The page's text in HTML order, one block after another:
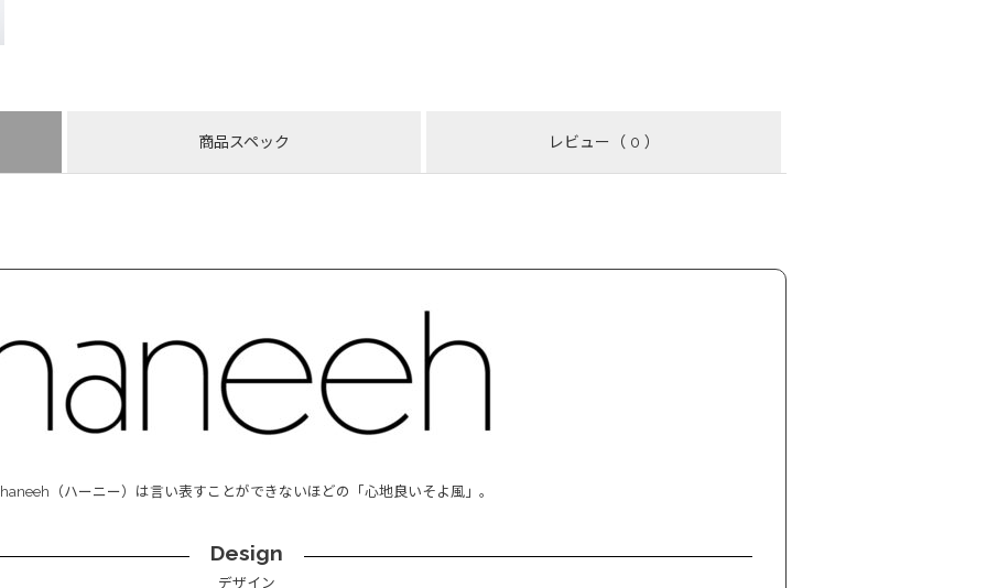
商品スペック レビュー （ 0 ）
haneeh（ハーニー）は言い表すことができないほどの「心地良いそよ風」。
Design
デザイン